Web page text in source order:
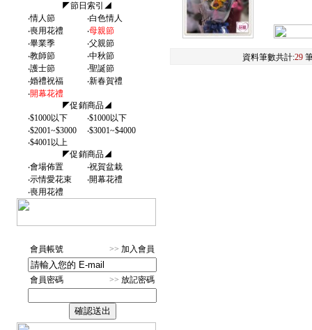
◤節日索引◢
‧情人節 ‧白色情人
‧喪用花禮 ‧母親節
‧畢業季 ‧父親節
‧教師節 ‧中秋節
‧護士節 ‧聖誕節
‧婚禮祝福 ‧新春賀禮
‧開幕花禮
◤促銷商品◢
‧$1000以下 ‧$1000以下
‧$2001~$3000 ‧$3001~$4000
‧$4001以上
◤促銷商品◢
‧會場佈置 ‧祝賀盆栽
‧示情愛花束 ‧開幕花禮
‧喪用花禮
會員帳號 >> 加入會員
會員密碼 >> 放記密碼
資料筆數共計:29